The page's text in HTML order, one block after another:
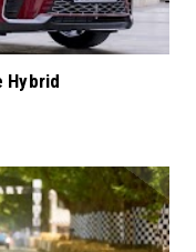
Hybrid